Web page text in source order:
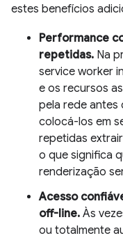
estes benefícios
Performance
repetidas. Na
service worker
e os recursos
pela rede antes
colocá-los em
repetidas
o que significa
renderização
Acesso
off-line. Às
ou totalmente